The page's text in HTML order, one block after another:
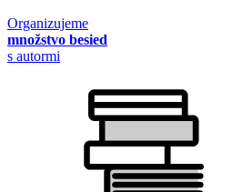
Organizujeme
množstvo besied
s autormi